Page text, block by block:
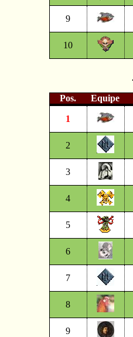
9
10
Pos. Equipe
1
2
3
4
5
6
7
8
9